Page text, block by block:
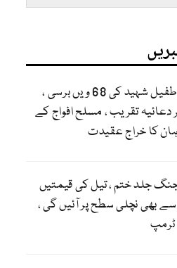
میجر طفیل شہید کی 68 ویں برسی ،
دعائیہ تقریب ، مسلح افواج کے
کا خراج عقیدت
جنگ جلد ختم ، تیل کی قیمتیں
بھی نچلی سطح پر آئیں گی ،
ٹرمپ